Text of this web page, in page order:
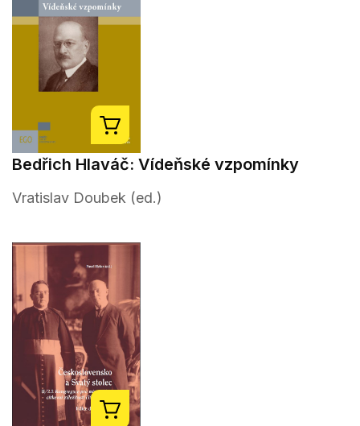
Bedřich Hlaváč: Vídeňské vzpomínky
Vratislav Doubek (ed.)